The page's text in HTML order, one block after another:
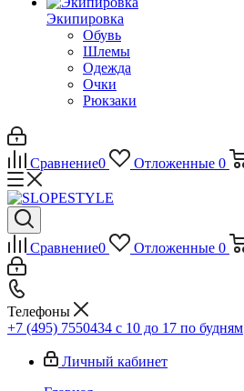
Экипировка
Обувь
Шлемы
Одежда
Очки
Рюкзаки
Сравнение0 Отложенные 0
Сравнение0 Отложенные 0
Телефоны
+7 (495) 7550434 с 10 до 17 по будням
Личный кабинет